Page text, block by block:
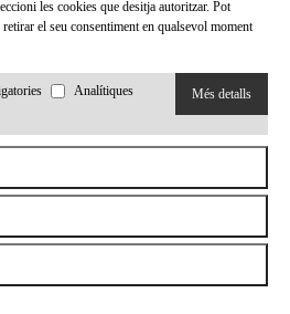
les cookies que desitja autoritzar. Pot
el seu consentiment en qualsevol moment
Analítiques
Més detalls